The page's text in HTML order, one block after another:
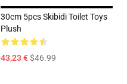
30cm 5pcs Skibidi Toilet Toys
Plush
43,23 €$46.99